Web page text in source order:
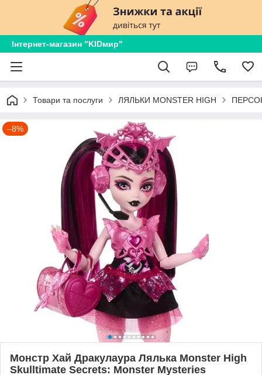
Інтернет-магазин "KIDмир"
Товари та послуги ЛЯЛЬКИ MONSTER HIGH
–8%
Монстр Хай Дракулаура Лялька Monster High
Skulltimate Secrets: Monster Mysteries